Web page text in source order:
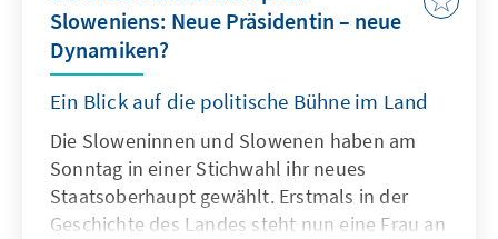
Sloweniens: Neue Präsidentin – neue
Dynamiken?
Ein Blick auf die politische Bühne im Land
Die Sloweninnen und Slowenen haben am
Sonntag in einer Stichwahl ihr neues
Staatsoberhaupt gewählt. Erstmals in der
Geschichte des Landes steht nun eine Frau an